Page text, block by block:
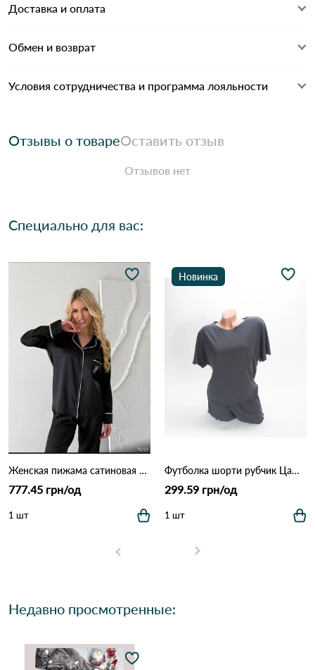
Доставка и оплата
Обмен и возврат
Условия сотрудничества и программа лояльности
Отзывы о товареОставить отзыв
Отзывов нет
Специально для вас:
Женская пижама сатиновая с длинным рукавом 3349 Черный
777.45 грн/од
1 шт
Новинка
Футболка шорти рубчик ЦаЦа 4848 Графіт
299.59 грн/од
1 шт
Недавно просмотренные: